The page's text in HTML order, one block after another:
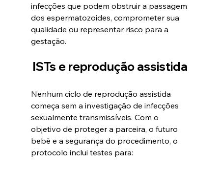
infecções que podem obstruir a passagem
dos espermatozoides, comprometer sua
qualidade ou representar risco para a
gestação.
ISTs e reprodução assistida
Nenhum ciclo de reprodução assistida
começa sem a investigação de infecções
sexualmente transmissíveis. Com o
objetivo de proteger a parceira, o futuro
bebê e a segurança do procedimento, o
protocolo inclui testes para: